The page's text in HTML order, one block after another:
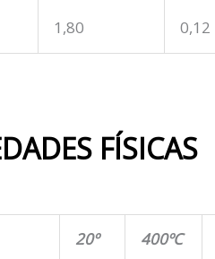
1,80 0,12
FÍSICAS
20º 400ºC